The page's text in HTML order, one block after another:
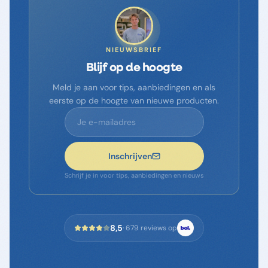
NIEUWSBRIEF
Blijf op de hoogte
Meld je aan voor tips, aanbiedingen en als
eerste op de hoogte van nieuwe producten.
Inschrijven
Schrijf je in voor tips, aanbiedingen en nieuws
8,5·679 reviews op